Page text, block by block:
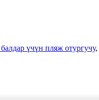
үчүн пляж отургучу,